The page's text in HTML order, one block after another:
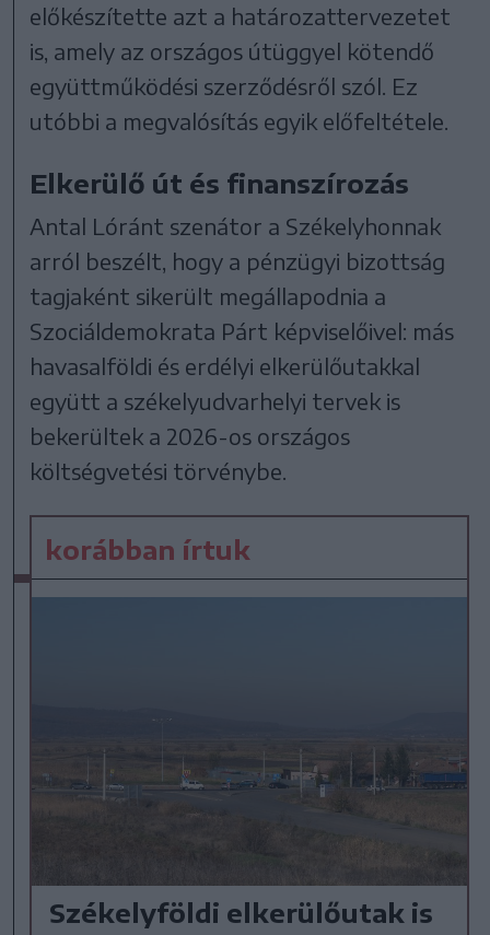
előkészítette azt a határozattervezetet
is, amely az országos útüggyel kötendő
együttműködési szerződésről szól. Ez
utóbbi a megvalósítás egyik előfeltétele.
Elkerülő út és finanszírozás
Antal Lóránt szenátor a Székelyhonnak
arról beszélt, hogy a pénzügyi bizottság
tagjaként sikerült megállapodnia a
Szociáldemokrata Párt képviselőivel: más
havasalföldi és erdélyi elkerülőutakkal
együtt a székelyudvarhelyi tervek is
bekerültek a 2026-os országos
költségvetési törvénybe.
korábban írtuk
Székelyföldi elkerülőutak is